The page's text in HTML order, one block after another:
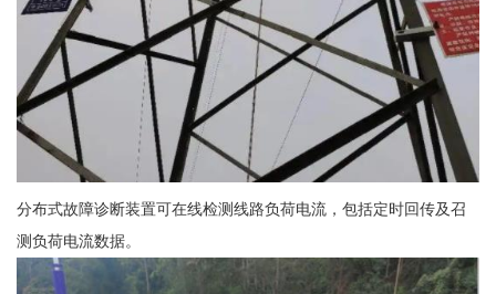
分布式故障诊断装置可在线检测线路负荷电流，包括定时回传及召
测负荷电流数据。